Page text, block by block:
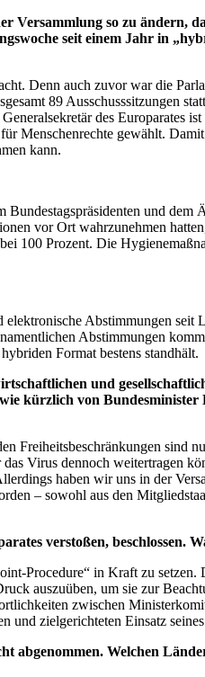
so zu ändern,
seit einem Jahr in
Denn auch zuvor war die
89 Ausschusssitzungen
des Europarates
Menschenrechte gewählt.
kann.
und dem
vor Ort wahrzunehmen
100 Prozent. Die
Abstimmungen seit
Abstimmungen
Format bestens standhält.
und
kürzlich von Bundesminister
Freiheitsbeschränkungen sind
Virus dennoch weitertragen
haben wir uns in der
– sowohl aus den
verstoßen, beschlossen.
Procedure“ in Kraft zu setzen.
auszuüben, um sie zur
zwischen
zielgerichteten Einsatz
abgenommen. Welchen